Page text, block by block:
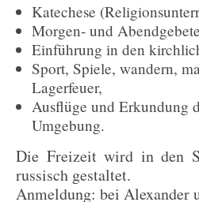
Katechese
Morgen- und
Einführung in den
Sport, Spiele, wandern,
Lagerfeuer,
Ausflüge und Erkundung
Umgebung.
Die Freizeit wird in den
russisch gestaltet.
Anmeldung: bei Alexander